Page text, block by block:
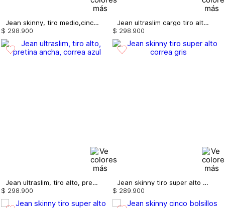
Jean skinny, tiro medio,cinco bolsillos, con correa
$ 298 900
Jean ultraslim cargo tiro alto con bolsillos laterales
$ 298 900
Jean ultraslim, tiro alto, pretina ancha, correa
$ 298 900
Jean skinny tiro super alto correa
$ 289 900